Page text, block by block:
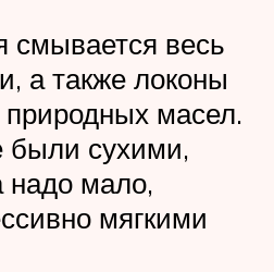
смывается весь
а также локоны
природных масел.
были сухими,
надо мало,
мягкими